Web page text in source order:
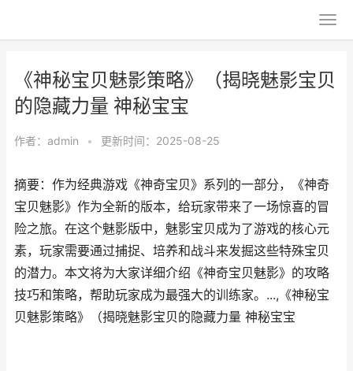
《神秘宝贝魅影策略》（揭晓魅影宝贝
的隐藏力量 神秘宝宝
作者： admin • 更新时间：2025-08-25
摘要：作为经典游戏《神奇宝贝》系列的一部分，《神奇
宝贝魅影》作为全新的版本，给玩家带来了一场惊喜的冒
险之旅。在这个魅影版中，魅影宝贝成为了游戏的核心元
素，玩家需要通过捕捉、培养和战斗来发掘这些特殊宝贝
的潜力。本文将为大家详细介绍《神奇宝贝魅影》的攻略
技巧和策略，帮助玩家成为最强大的训练家。...,《神秘宝
贝魅影策略》（揭晓魅影宝贝的隐藏力量 神秘宝宝